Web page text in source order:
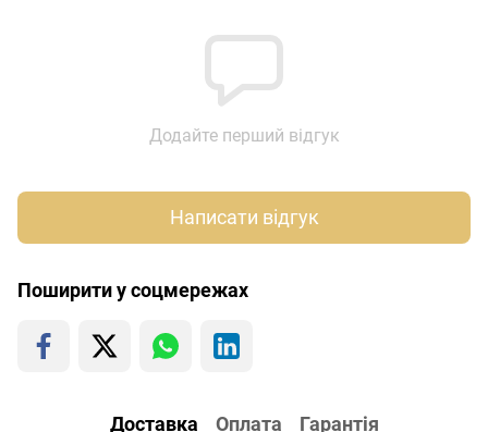
Додайте перший відгук
Написати відгук
Поширити у соцмережах
Доставка Оплата Гарантія